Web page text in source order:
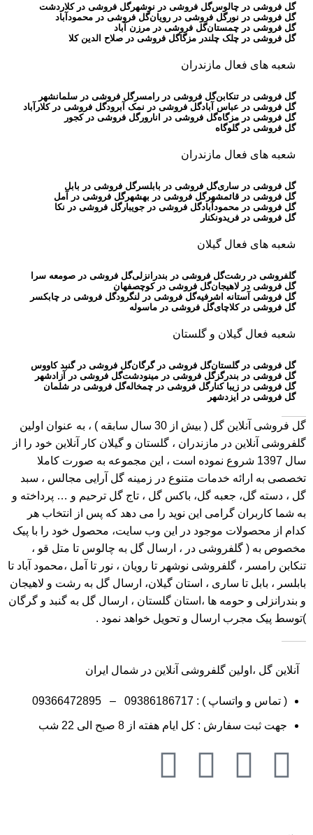
گل فروشی در چالوسگل فروشی در نوشهرگل فروشی در کلاردشت
گل فروشی در نورگل فروشی در رویانگل فروشی در محمودآباد
گل فروشی در چمستانگل فروشی در مرزن آباد
گل فروشی در چلک چلندر مزگاگل فروشی در صلاح الدین کلا
شعبه های فعال مازندران
گل فروشی در تنکابنگل فروشی در رامسرگل فروشی در سلمانشهر
گل فروشی در عباس آبادگل فروشی در نمک آبرودگل فروشی در کلارآباد
گل فروشی در مزگاهگل فروشی در انارورگل فروشی در کجور
گل فروشی در گلوگاه
شعبه های فعال مازندران
گل فروشی در ساریگل فروشی در بابلسرگل فروشی در بابل
گل فروشی در قائمشهرگل فروشی در بهشهرگل فروشی در آمل
گل فروشی در محمودآبادگل فروشی در جویبارگل فروشی در نکا
گل فروشی در فریدونکنار
شعبه های فعال گیلان
گلفروشی در رشتگل فروشی در بندرانزلیگل فروشی در صومعه سرا
گل فروشی در لاهیجانگل فروشی در کوچصفهان
گل فروشی آستانه اشرفیهگل فروشی در لنگرودگل فروشی در چابکسر
گل فروشی در کلاچایگل فروشی در ماسوله
شعبه فعال گیلان و گلستان
گل فروشی در گلستانگل فروشی در گرگانگل فروشی در گنبد کاووس
گل فروشی در بندرگزگل فروشی در مینودشتگل فروشی در آزادشهر
گل فروشی در زیبا کنارگل فروشی در چمخالهگل فروشی در شلمان
گل فروشی در ایزدشهر
گل فروشی آنلاین گل
( بیش از 30 سال سابقه ) ، به عنوان اولین
گلفروشی آنلاین در مازندران ، گلستان و گیلان کار آنلاین خود را از
سال 1397 شروع نموده است ، این مجموعه به صورت کاملا
تخصصی به ارائه خدمات متنوع در زمینه گل آرایی مجالس ، سبد
گل ، دسته گل، جعبه گل، باکس گل ، تاج گل ترحیم و … پرداخته و
به شما کاربران گرامی این نوید را می دهد که پس از انتخاب هر
کدام از محصولات موجود در این وب سایت، محصول خود را با پیک
مخصوص به ( گلفروشی در ، ارسال گل به چالوس تا متل قو ،
تنکابن رامسر ، گلفروشی نوشهر تا رویان ، نور تا آمل ،محمود آباد تا
بابلسر ، بابل تا ساری ، استان گیلان، ارسال گل به رشت و لاهیجان
و بندرانزلی و حومه ها ،استان گلستان ، ارسال گل به گنبد و گرگان
)توسط پیک مجرب ارسال و تحویل خواهد نمود .
آنلاین گل ،اولین گلفروشی آنلاین در شمال ایران
( تماس و واتساپ ) :09386186717
–
09366472895
جهت ثبت سفارش : کل ایام هفته از 8 صبح الی 22 شب